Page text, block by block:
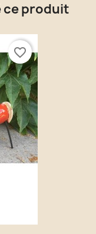
ce produit
favorite_border